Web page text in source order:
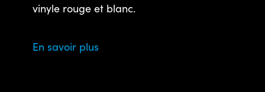
vinyle rouge et blanc.
En savoir plus